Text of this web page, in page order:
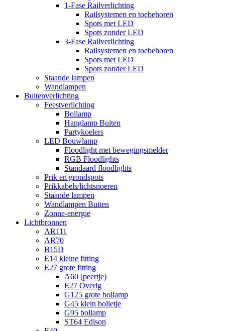
1-Fase Railverlichting
Railsystemen en toebehoren
Spots met LED
Spots zonder LED
3-Fase Railverlichting
Railsystemen en toebehoren
Spots met LED
Spots zonder LED
Staande lampen
Wandlampen
Buitenverlichting
Feestverlichting
Bollamp
Hanglamp Buiten
Partykoelers
LED Bouwlamp
Floodlight met bewegingsmelder
RGB Floodlights
Standaard floodlights
Prik en grondspots
Prikkabels/lichtsnoeren
Staande lampen
Wandlampen Buiten
Zonne-energie
Lichtbronnen
AR111
AR70
B15D
E14 kleine fitting
E27 grote fitting
A60 (peertje)
E27 Overig
G125 grote bollamp
G45 klein bolletje
G95 bollamp
ST64 Edison